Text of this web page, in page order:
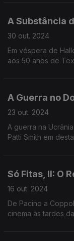
A Substância
30 out. 2024
Em véspera de
aos 50 anos de
A Guerra no
23 out. 2024
A guerra na
Patti Smith em
Só Fitas, II: O
16 out. 2024
De Pacino a
cinema às tardes